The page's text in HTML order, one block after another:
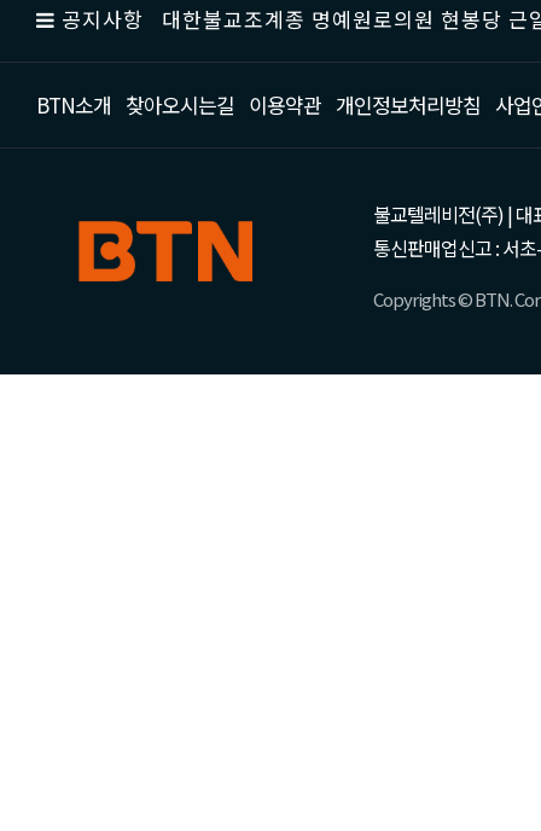
공지사항 대한불교조계종 명예원로의원 현봉당
BTN소개 찾아오시는길 이용약관 개인정보처리방침 사업
불교텔레비전(주) | 대
통신판매업신고 : 서
Copyrights © BTN.